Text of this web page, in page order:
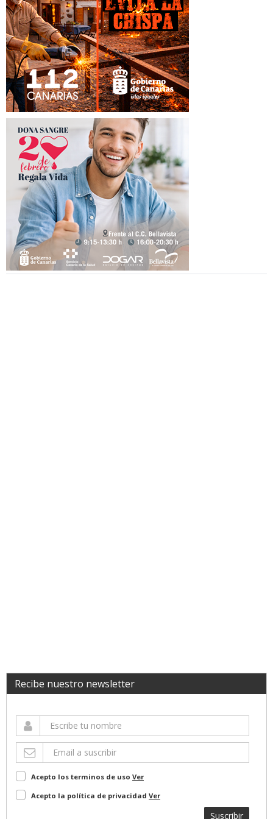
Recibe nuestro newsletter
Acepto los terminos de uso Ver
Acepto la política de privacidad Ver
Suscribir